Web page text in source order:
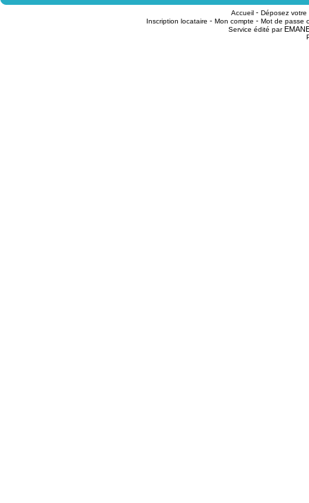
Accueil - Déposez
Inscription locataire - Mon compte - Mot de passe
Service édité par